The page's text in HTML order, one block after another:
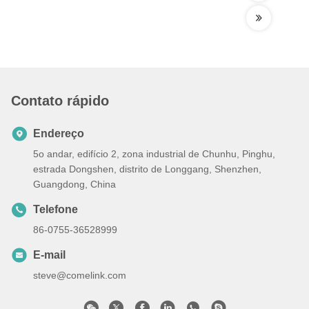
Contato rápido
Endereço
5o andar, edifício 2, zona industrial de Chunhu, Pinghu,
estrada Dongshen, distrito de Longgang, Shenzhen,
Guangdong, China
Telefone
86-0755-36528999
E-mail
steve@comelink.com